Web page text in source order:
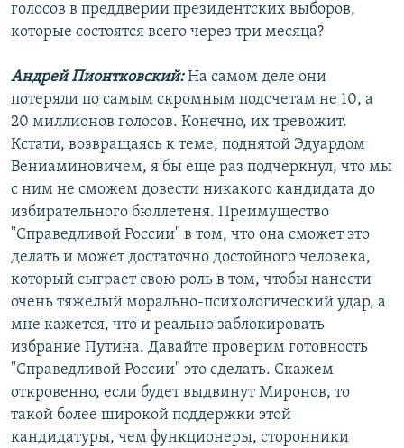
голосов в преддверии президентских выборов,
которые состоятся всего через три месяца?
Андрей Пионтковский:На самом деле они
потеряли по самым скромным подсчетам не 10, а
20 миллионов голосов. Конечно, их тревожит.
Кстати, возвращаясь к теме, поднятой Эдуардом
Вениаминовичем, я бы еще раз подчеркнул, что мы
с ним не сможем довести никакого кандидата до
избирательного бюллетеня. Преимущество
"Справедливой России" в том, что она сможет это
делать и может достаточно достойного человека,
который сыграет свою роль в том, чтобы нанести
очень тяжелый морально-психологический удар, а
мне кажется, что и реально заблокировать
избрание Путина. Давайте проверим готовность
"Справедливой России" это сделать. Скажем
откровенно, если будет выдвинут Миронов, то
такой более широкой поддержки этой
кандидатуры, чем функционеры, сторонники